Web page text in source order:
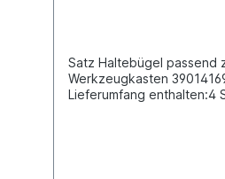
Satz Haltebügel passend
Werkzeugkasten
Lieferumfang enthalten:4